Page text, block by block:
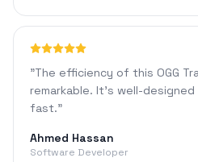
"The efficiency of this OGG
remarkable. It's well-
fast."
Ahmed Hassan
Software Developer